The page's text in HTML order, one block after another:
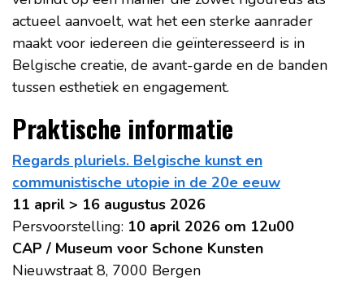
actueel aanvoelt, wat het een sterke aanrader
maakt voor iedereen die geïnteresseerd is in
Belgische creatie, de avant-garde en de banden
tussen esthetiek en engagement.
Praktische informatie
Regards pluriels. Belgische kunst en
communistische utopie in de 20e eeuw
11 april > 16 augustus 2026
Persvoorstelling: 10 april 2026 om 12u00
CAP / Museum voor Schone Kunsten
Nieuwstraat 8, 7000 Bergen